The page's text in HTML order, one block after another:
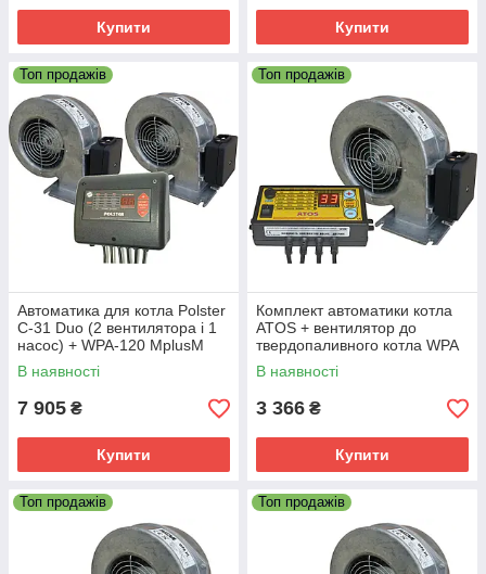
Купити Купити
Топ продажів
Автоматика для котла Polster
C-31 Duo (2 вентилятора і 1
насос) + WPA-120 МplusМ
В наявності
7 905 ₴
Купити
Топ продажів
Комплект автоматики котла
ATOS + вентилятор до
твердопаливного котла WPA
X2
В наявності
3 366 ₴
Купити
Топ продажів Топ продажів